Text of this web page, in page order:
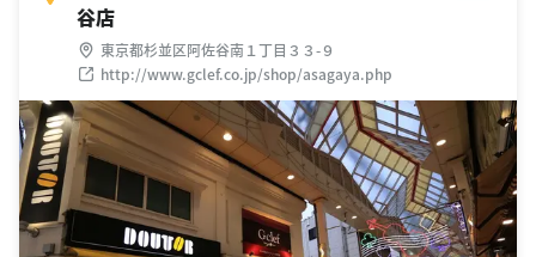
谷店
東京都杉並区阿佐谷南１丁目３３-９
http://www.gclef.co.jp/shop/asagaya.php